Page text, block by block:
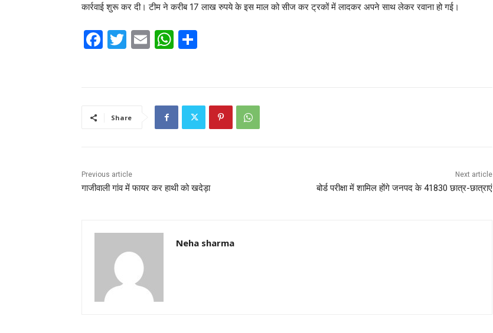
कार्रवाई शुरू कर दी। टीम ने करीब 17 लाख रुपये के इस माल को सीज कर ट्रकों में लादकर अपने साथ लेकर रवाना हो गई।
F
b
k
T
E
W
A
p
Share
Previous article
गाजीवाली गांव में फायर कर हाथी को खदेड़ा
Next article
बोर्ड परीक्षा में शामिल होंगे जनपद के 41830 छात्र-छात्राएं
Neha sharma